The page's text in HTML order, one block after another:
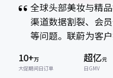
牌多
运营
豫园文化饮食
科，率先着手
地，构筑统一
AI Agent智能
与运营能力。
了解更多 立即